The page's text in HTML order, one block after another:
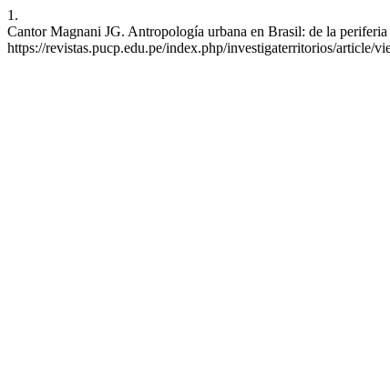
1.
Cantor Magnani JG. Antropología urbana en Brasil: de la
https://revistas.pucp.edu.pe/index.php/investigaterritorios/article/